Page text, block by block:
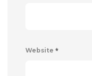
Website *